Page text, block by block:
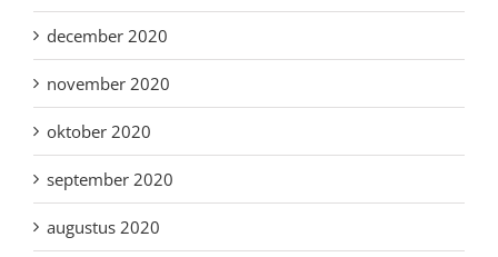
december 2020
november 2020
oktober 2020
september 2020
augustus 2020